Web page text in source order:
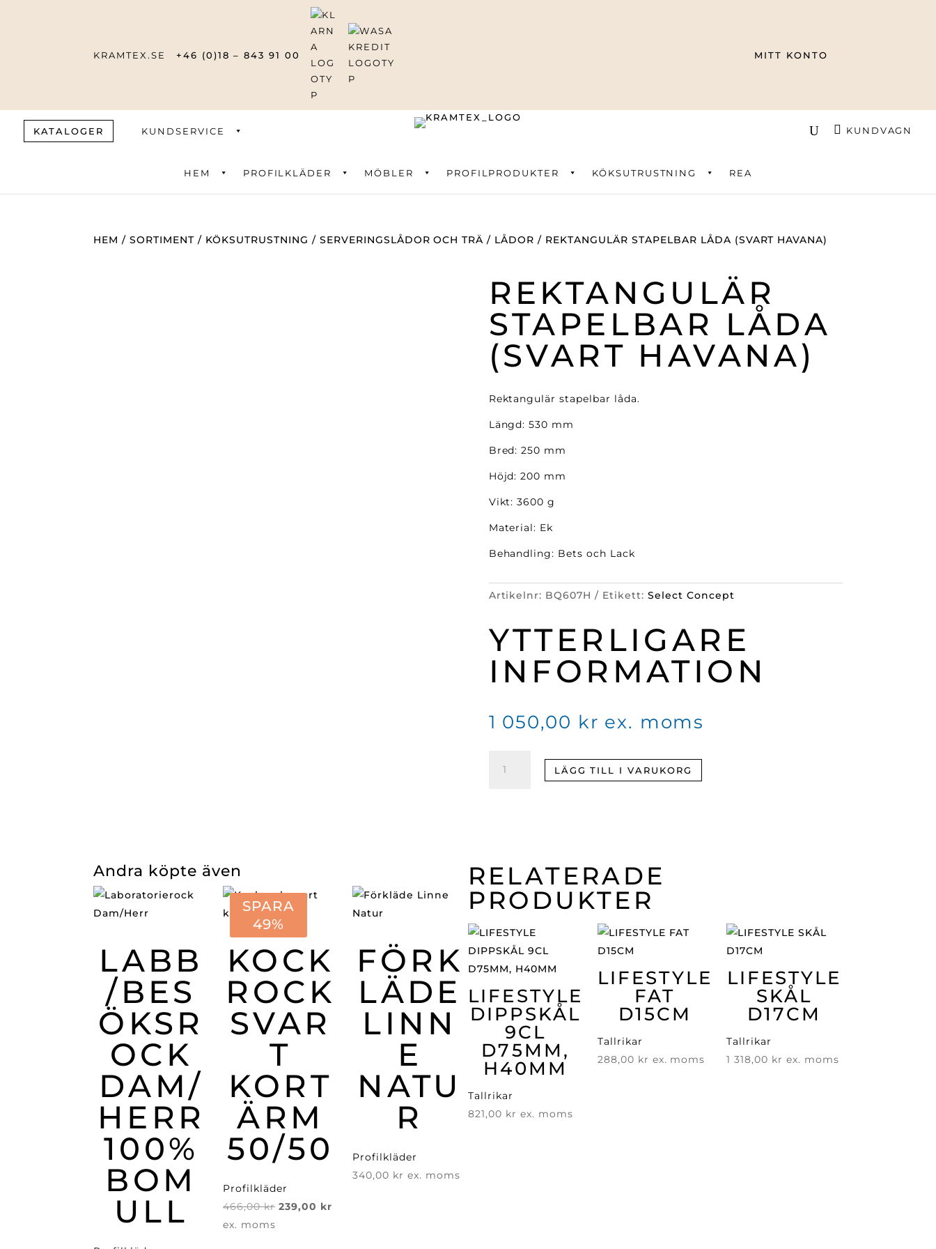
KRAMTEX.SE +46 (0)18 – 843 91 00 MITT KONTO
KATALOGER KUNDSERVICE KUNDVAGN
HEM PROFILKLÄDER MÖBLER PROFILPRODUKTER KÖKSUTRUSTNING REA
Produktsökning
HEM /SORTIMENT / KÖKSUTRUSTNING / SERVERINGSLÅDOR OCH TRÄ / LÅDOR / REKTANGULÄR STAPELBAR LÅDA (SVART HAVANA)
REKTANGULÄR
STAPELBAR LÅDA
(SVART HAVANA)
Rektangulär stapelbar låda.
Längd: 530 mm
Bred: 250 mm
Höjd: 200 mm
Vikt: 3600 g
Material: Ek
Behandling: Bets och Lack
Artikelnr: BQ607H Etikett: Select Concept
YTTERLIGARE
INFORMATION
1 050,00 kr ex. moms
Rektangulär
stapelbar
LÄGG TILL I VARUKORG
Andra köpte även
LABB
/BES
ÖKSR
OCK
DAM/
HERR
100%
BOM
ULL
SPARA
49%
KOCK
ROCK
SVAR
T
KORT
ÄRM
50/50
Profilkläder
466,00kr Det
239,00 krDet
ex. moms
FÖRK
LÄDE
LINN
E
NATU
R
Profilkläder
340,00 kr ex. moms
RELATERADE
PRODUKTER
LIFESTYLE
DIPPSKÅL
9CL
D75MM,
H40MM
Tallrikar
821,00 kr ex. moms
LIFESTYLE
FAT
D15CM
Tallrikar
288,00 kr ex. moms
LIFESTYLE
SKÅL
D17CM
Tallrikar
1 318,00 kr ex. moms